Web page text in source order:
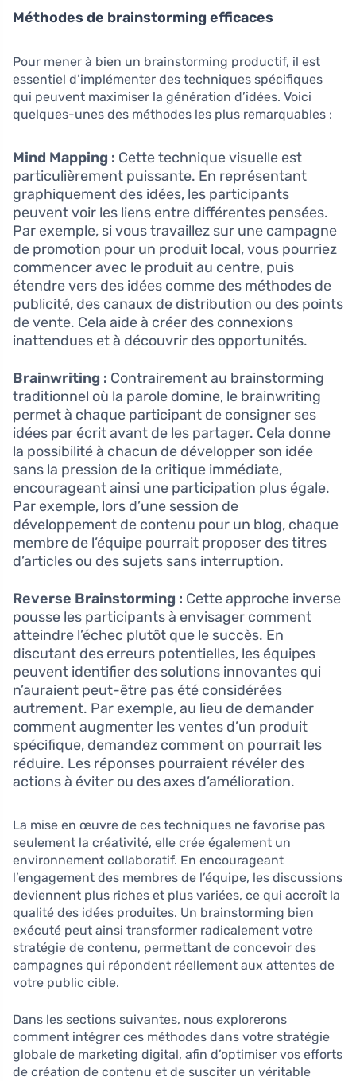
Méthodes de brainstorming efficaces
Pour mener à bien un brainstorming productif, il est
essentiel d’implémenter des techniques spécifiques
qui peuvent maximiser la génération d’idées. Voici
quelques-unes des méthodes les plus remarquables :
Mind Mapping : Cette technique visuelle est
particulièrement puissante. En représentant
graphiquement des idées, les participants
peuvent voir les liens entre différentes pensées.
Par exemple, si vous travaillez sur une campagne
de promotion pour un produit local, vous pourriez
commencer avec le produit au centre, puis
étendre vers des idées comme des méthodes de
publicité, des canaux de distribution ou des points
de vente. Cela aide à créer des connexions
inattendues et à découvrir des opportunités.
Brainwriting : Contrairement au brainstorming
traditionnel où la parole domine, le brainwriting
permet à chaque participant de consigner ses
idées par écrit avant de les partager. Cela donne
la possibilité à chacun de développer son idée
sans la pression de la critique immédiate,
encourageant ainsi une participation plus égale.
Par exemple, lors d’une session de
développement de contenu pour un blog, chaque
membre de l’équipe pourrait proposer des titres
d’articles ou des sujets sans interruption.
Reverse Brainstorming : Cette approche inverse
pousse les participants à envisager comment
atteindre l’échec plutôt que le succès. En
discutant des erreurs potentielles, les équipes
peuvent identifier des solutions innovantes qui
n’auraient peut-être pas été considérées
autrement. Par exemple, au lieu de demander
comment augmenter les ventes d’un produit
spécifique, demandez comment on pourrait les
réduire. Les réponses pourraient révéler des
actions à éviter ou des axes d’amélioration.
La mise en œuvre de ces techniques ne favorise pas
seulement la créativité, elle crée également un
environnement collaboratif. En encourageant
l’engagement des membres de l’équipe, les discussions
deviennent plus riches et plus variées, ce qui accroît la
qualité des idées produites. Un brainstorming bien
exécuté peut ainsi transformer radicalement votre
stratégie de contenu, permettant de concevoir des
campagnes qui répondent réellement aux attentes de
votre public cible.
Dans les sections suivantes, nous explorerons
comment intégrer ces méthodes dans votre stratégie
globale de marketing digital, afin d’optimiser vos efforts
de création de contenu et de susciter un véritable